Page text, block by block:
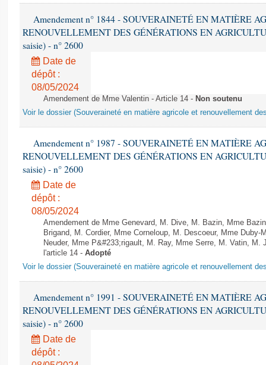
Amendement n° 1844 - SOUVERAINETÉ EN MATIÈRE
RENOUVELLEMENT DES GÉNÉRATIONS EN
saisie) - n° 2600
Date de
dépôt :
08/05/2024
Amendement de Mme Valentin - Article 14 - Non soutenu
Voir le dossier (Souveraineté en matière agricole et renouvellement
Amendement n° 1987 - SOUVERAINETÉ EN MATIÈRE
RENOUVELLEMENT DES GÉNÉRATIONS EN
saisie) - n° 2600
Date de
dépôt :
08/05/2024
Amendement de Mme Genevard, M. Dive, M. Bazin, Mme
Brigand, M. Cordier, Mme Corneloup, M. Descoeur, Mme
Neuder, Mme P&#233;rigault, M. Ray, Mme Serre, M. Vatin, M.
l'article 14 - Adopté
Voir le dossier (Souveraineté en matière agricole et renouvellement
Amendement n° 1991 - SOUVERAINETÉ EN MATIÈRE
RENOUVELLEMENT DES GÉNÉRATIONS EN
saisie) - n° 2600
Date de
dépôt :